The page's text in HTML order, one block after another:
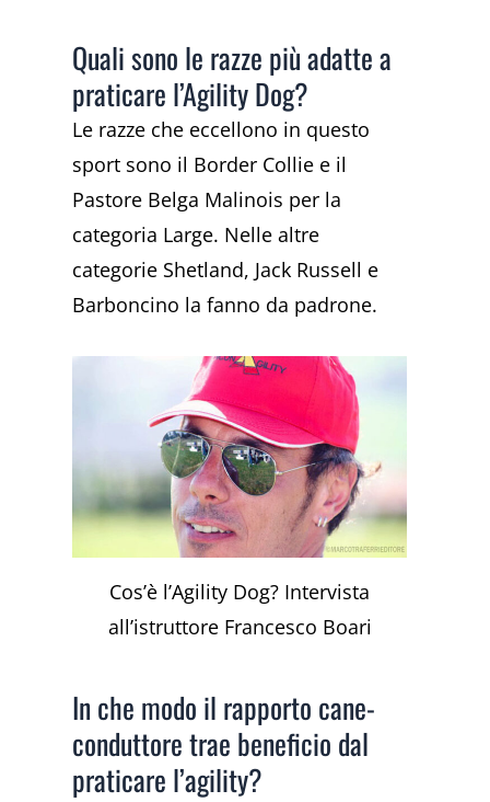
Quali sono le razze più adatte a
praticare l’Agility Dog?
Le razze che eccellono in questo
sport sono il Border Collie e il
Pastore Belga Malinois per la
categoria Large. Nelle altre
categorie Shetland, Jack Russell e
Barboncino la fanno da padrone.
Cos’è l’Agility Dog? Intervista
all’istruttore Francesco Boari
In che modo il rapporto cane-
conduttore trae beneficio dal
praticare l’agility?